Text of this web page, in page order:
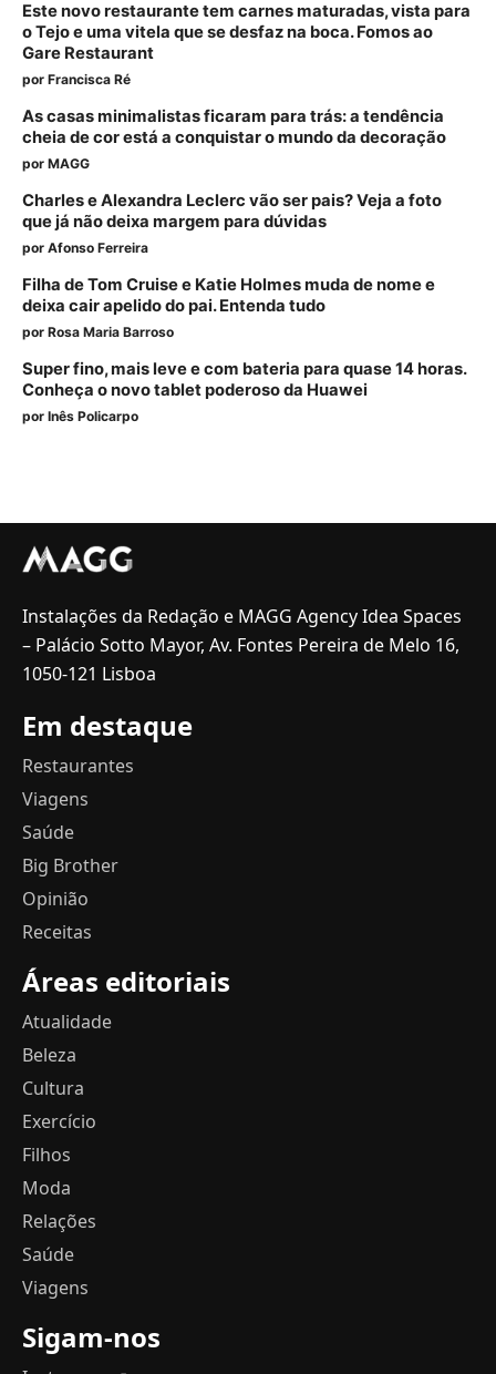
Este novo restaurante tem carnes maturadas, vista para
o Tejo e uma vitela que se desfaz na boca. Fomos ao
Gare Restaurant
por Francisca Ré
As casas minimalistas ficaram para trás: a tendência
cheia de cor está a conquistar o mundo da decoração
por MAGG
Charles e Alexandra Leclerc vão ser pais? Veja a foto
que já não deixa margem para dúvidas
por Afonso Ferreira
Filha de Tom Cruise e Katie Holmes muda de nome e
deixa cair apelido do pai. Entenda tudo
por Rosa Maria Barroso
Super fino, mais leve e com bateria para quase 14 horas.
Conheça o novo tablet poderoso da Huawei
por Inês Policarpo
Instalações da Redação e MAGG Agency Idea Spaces
– Palácio Sotto Mayor, Av. Fontes Pereira de Melo 16,
1050-121 Lisboa
Em destaque
Restaurantes
Viagens
Saúde
Big Brother
Opinião
Receitas
Áreas editoriais
Atualidade
Beleza
Cultura
Exercício
Filhos
Moda
Relações
Saúde
Viagens
Sigam-nos